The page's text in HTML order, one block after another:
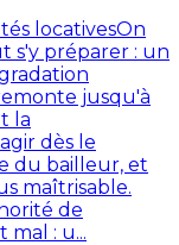
locativesOn
s'y préparer : un
jusqu'à
la
dès le
du bailleur, et
maîtrisable.
de
mal : u...